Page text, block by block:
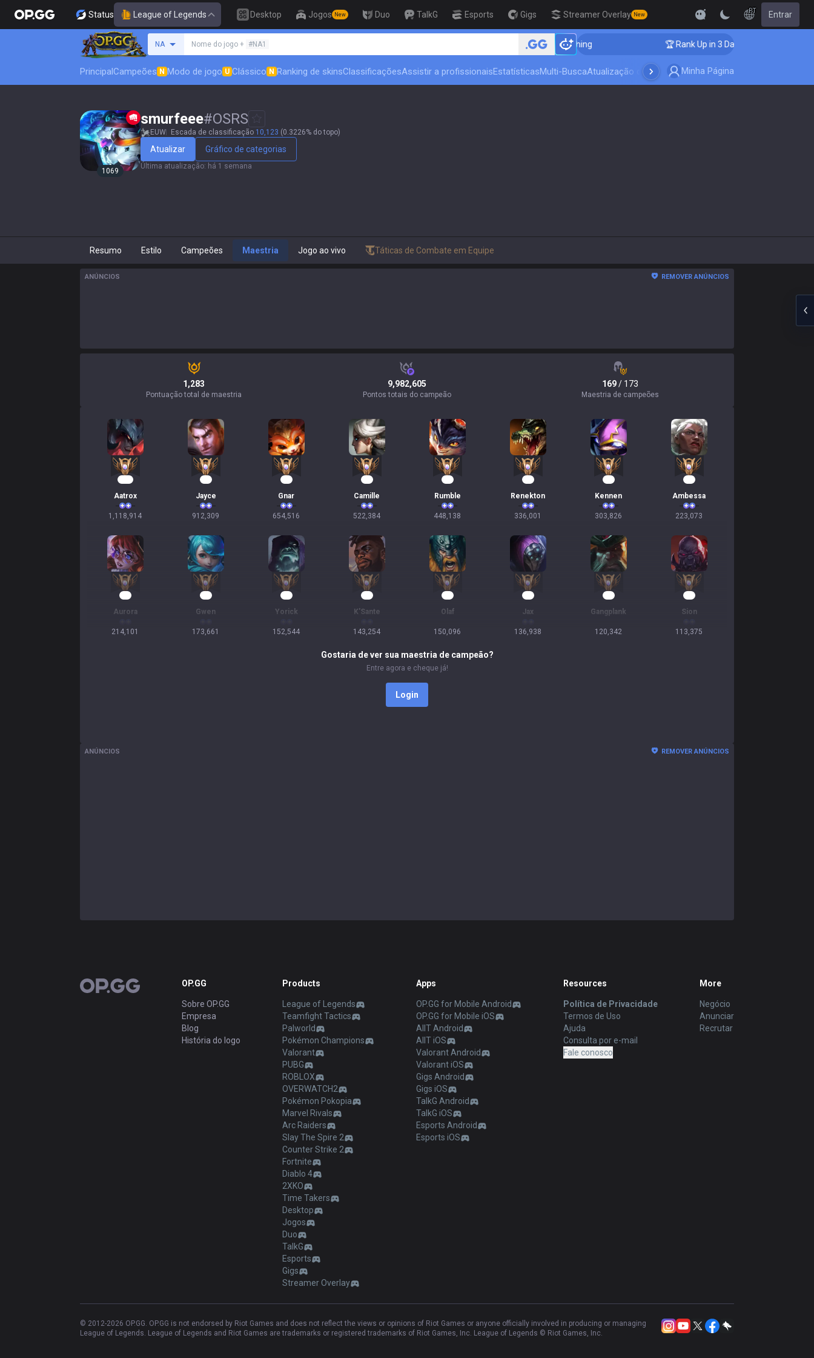
Status League of Legends Desktop Jogos New Duo TalkG Esports Gigs Streamer Overlay New
PT Entrar
NA
Procure um invocador
Nome do jogo + #NA1 🏆 Rank Up in 3 Days! Challenger Coaching 🏆 Rank Up in 3 Days! Challenger Coaching
PrincipalCampeões N Modo de jogo U Clássico N Ranking de skinsClassificaçõesAssistir a profissionaisEstatísticasMulti-BuscaAtualização do jogo Minha Página
1069
smurfeee#OSRS
EUW Escada de classificação 10,123 (0.3226% do topo)
Atualizar Gráfico de categorias
Última atualização: há 1 semana
Resumo Estilo Campeões Maestria Jogo ao vivo Táticas de Combate em Equipe
ANÚNCIOS REMOVER ANÚNCIOS
1,283
Pontuação total de maestria
9,982,605
Pontos totais do campeão
169/ 173
Maestria de campeões
104
Aatrox
1,118,914
86
Jayce
912,309
62
Gnar
654,516
50
Camille
522,384
43
Rumble
448,138
33
Renekton
336,001
30
Kennen
303,826
23
Ambessa
223,073
Aurora
214,101
Gwen
173,661
Yorick
152,544
K'Sante
143,254
Olaf
150,096
Jax
136,938
Gangplank
120,342
Sion
113,375
Gostaria de ver sua maestria de campeão?
Entre agora e cheque já!
Login
ANÚNCIOS REMOVER ANÚNCIOS
OP.GG OP.GG
Sobre OP.GG
Empresa
Blog
História do logo
Products
League of Legends
Teamfight Tactics
Palworld
Pokémon Champions
Valorant
PUBG
ROBLOX
OVERWATCH2
Pokémon Pokopia
Marvel Rivals
Arc Raiders
Slay The Spire 2
Counter Strike 2
Fortnite
Diablo 4
2XKO
Time Takers
Desktop
Jogos
Duo
TalkG
Esports
Gigs
Streamer Overlay
Apps
OP.GG for Mobile Android
OP.GG for Mobile iOS
AllT Android
AllT iOS
Valorant Android
Valorant iOS
Gigs Android
Gigs iOS
TalkG Android
TalkG iOS
Esports Android
Esports iOS
Resources
Política de Privacidade
Termos de Uso
Ajuda
Consulta por e-mail
Fale conosco
More
Negócio
Anunciar
Recrutar
© 2012-2026 OP.GG. OP.GG is not endorsed by Riot Games and does not reflect the views or opinions of Riot Games or anyone officially involved in producing or managing
League of Legends. League of Legends and Riot Games are trademarks or registered trademarks of Riot Games, Inc. League of Legends © Riot Games, Inc.